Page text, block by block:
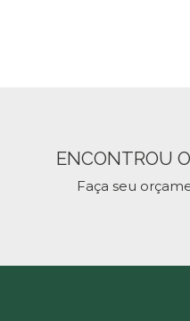
ENCONTROU
Faça seu